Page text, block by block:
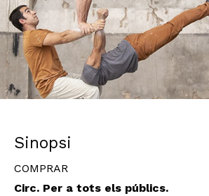
Sinopsi
COMPRAR
Circ. Per a tots els públics.